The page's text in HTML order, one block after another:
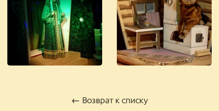
← Возврат к списку